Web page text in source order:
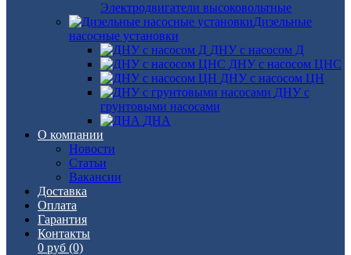
Электродвигатели высоковольтные
Дизельные
насосные установки
ДНУ с насосом Д
ДНУ с насосом ЦНС
ДНУ с насосом ЦН
ДНУ с
грунтовыми насосами
ДНА
О компании
Новости
Статьи
Вакансии
Доставка
Оплата
Гарантия
Контакты
0 руб (0)